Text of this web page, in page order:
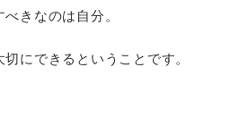
きなのは自分。
にできるということです。